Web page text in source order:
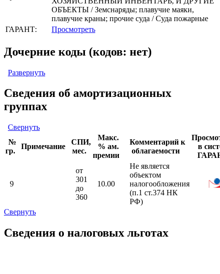
ОБЪЕКТЫ / Земснаряды; плавучие маяки,
плавучие краны; прочие суда / Суда пожарные
ГАРАНТ:
Просмотреть
Дочерние коды (кодов: нет)
Развернуть
Сведения об амортизационных
группах
Свернуть
№
гр.
Примечание
СПИ,
мес.
Макс.
% ам.
премии
Комментарий к
облагаемости
в
9
от
301
до
360
10.00
Не является
объектом
налогообложения
(п.1 ст.374 НК
РФ)
Свернуть
Сведения о налоговых льготах